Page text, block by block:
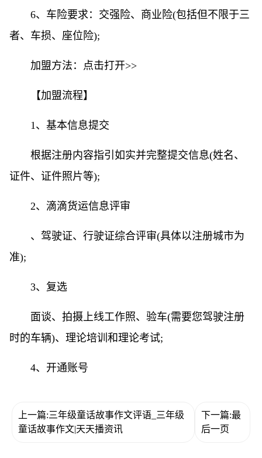
6、车险要求：交强险、商业险(包括但不限于三
者、车损、座位险);
加盟方法：点击打开>>
【加盟流程】
1、基本信息提交
根据注册内容指引如实并完整提交信息(姓名、
证件、证件照片等);
2、滴滴货运信息评审
、驾驶证、行驶证综合评审(具体以注册城市为
准);
3、复选
面谈、拍摄上线工作照、验车(需要您驾驶注册
时的车辆)、理论培训和理论考试;
4、开通账号
上一篇:三年级童话故事作文评语_三年级
童话故事作文|天天播资讯
下一篇:最
后一页